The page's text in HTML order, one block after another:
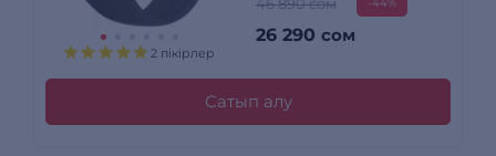
2 пікірлер
26 290 сом
Сатып алу